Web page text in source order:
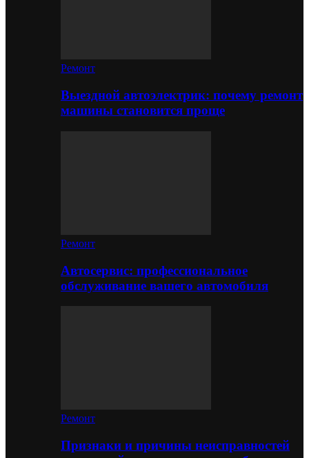
Ремонт
Выездной автоэлектрик: почему ремонт
машины становится проще
Ремонт
Автосервис: профессиональное
обслуживание вашего автомобиля
Ремонт
Признаки и причины неисправностей